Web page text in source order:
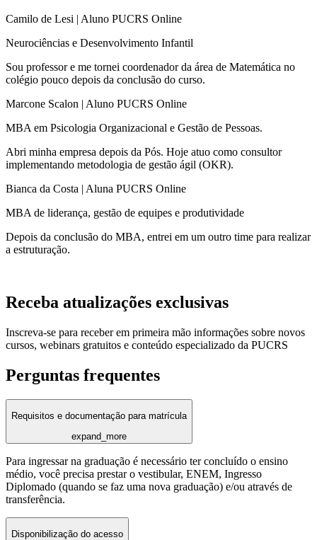
Camilo de Lesi | Aluno PUCRS Online
Neurociências e Desenvolvimento Infantil
Sou professor e me tornei coordenador da área de Matemática no
colégio pouco depois da conclusão do curso.​
Marcone Scalon | Aluno PUCRS Online
MBA em Psicologia Organizacional e Gestão de Pessoas.​
Abri minha empresa depois da Pós. Hoje atuo como consultor
implementando metodologia de gestão ágil (OKR).
Bianca da Costa | Aluna PUCRS Online
MBA de liderança, gestão de equipes e produtividade​
Depois da conclusão do MBA, entrei em um outro time para realizar
a estruturação.
Receba atualizações exclusivas
Inscreva-se para receber em primeira mão informações sobre novos
cursos, webinars gratuitos e conteúdo especializado da PUCRS
Perguntas frequentes
Requisitos e documentação para matrícula
expand_more
Para ingressar na graduação é necessário ter concluído o ensino
médio, você precisa prestar o vestibular, ENEM, Ingresso
Diplomado (quando se faz uma nova graduação) e/ou através de
transferência.
Disponibilização do acesso